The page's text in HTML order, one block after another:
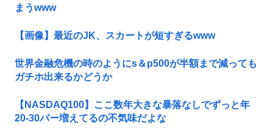
まうwww
【画像】最近のJK、スカートが短すぎるwww
世界金融危機の時のようにs＆p500が半額まで減っても
ガチホ出来るかどうか
【NASDAQ100】ここ数年大きな暴落なしでずっと年
20-30パー増えてるの不気味だよな